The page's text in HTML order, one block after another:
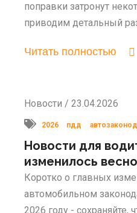
поправки затронут
приводим детальный
Читать полностью
Новости / 23.04.2026
2026 пдд
Новости для
изменилось
Коротко о главных
автомобильном
2026 году - сохраняйте,